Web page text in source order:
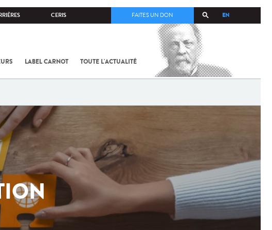
CERIS EN
FAITES UN DON
LABEL CARNOT TOUTE L'ACTUALITÉ